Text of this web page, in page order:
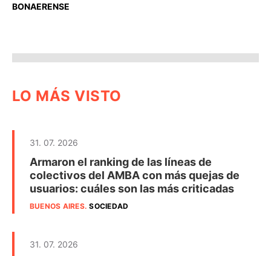
BONAERENSE
LO MÁS VISTO
31. 07. 2026
Armaron el ranking de las líneas de
colectivos del AMBA con más quejas de
usuarios: cuáles son las más criticadas
BUENOS AIRES.SOCIEDAD
31. 07. 2026